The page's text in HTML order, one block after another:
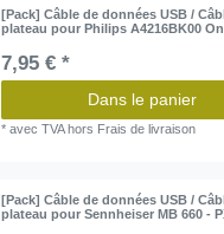
[Pack] Câble de données USB /
plateau pour Philips A4216BK00
7,95 € *
Dans le panier
*avec TVAhors Frais de livraison
[Pack] Câble de données USB /
plateau pour Sennheiser MB 660 -